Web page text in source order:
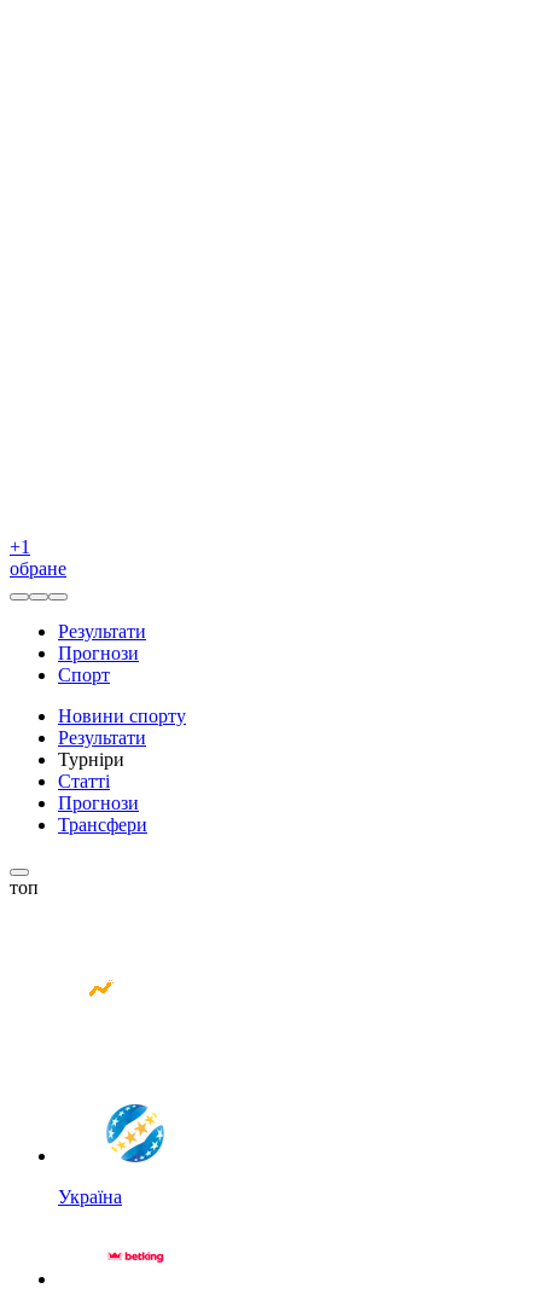
+1
обране
Результати
Прогнози
Спорт
Новини спорту
Результати
Турніри
Статті
Прогнози
Трансфери
топ
Україна